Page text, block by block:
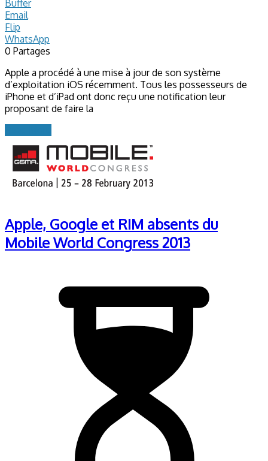
Buffer
Email
Flip
WhatsApp
0 Partages
Apple a procédé à une mise à jour de son système
d’exploitation iOS récemment. Tous les possesseurs de
iPhone et d’iPad ont donc reçu une notification leur
proposant de faire la
Apple, Google et RIM absents du
Mobile World Congress 2013